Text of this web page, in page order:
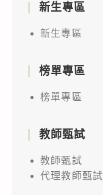
新生專區
新生專區
榜單專區
榜單專區
教師甄試
教師甄試
代理教師甄試